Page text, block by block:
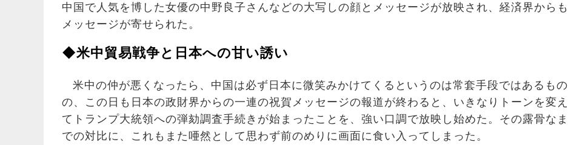
中国で人気を博した女優の中野良子さんなどの大写しの顔とメッセージが放映され、経済界からも
メッセージが寄せられた。
◆米中貿易戦争と日本への甘い誘い
米中の仲が悪くなったら、中国は必ず日本に微笑みかけてくるというのは常套手段ではあるもの
の、この日も日本の政財界からの一連の祝賀メッセージの報道が終わると、いきなりトーンを変え
てトランプ大統領への弾劾調査手続きが始まったことを、強い口調で放映し始めた。その露骨なま
での対比に、これもまた唖然として思わず前のめりに画面に食い入ってしまった。